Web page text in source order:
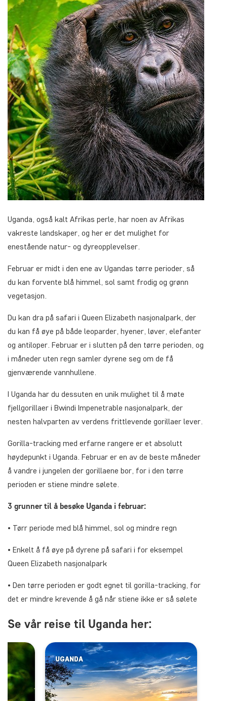
Uganda, også kalt Afrikas perle, har noen av Afrikas
vakreste landskaper, og her er det mulighet for
enestående natur- og dyreopplevelser.
Februar er midt i den ene av Ugandas tørre perioder, så
du kan forvente blå himmel, sol samt frodig og grønn
vegetasjon.
Du kan dra på safari i Queen Elizabeth nasjonalpark, der
du kan få øye på både leoparder, hyener, løver, elefanter
og antiloper. Februar er i slutten på den tørre perioden, og
i måneder uten regn samler dyrene seg om de få
gjenværende vannhullene.
I Uganda har du dessuten en unik mulighet til å møte
fjellgorillaer i Bwindi Impenetrable nasjonalpark, der
nesten halvparten av verdens frittlevende gorillaer lever.
Gorilla-tracking med erfarne rangere er et absolutt
høydepunkt i Uganda. Februar er en av de beste måneder
å vandre i jungelen der gorillaene bor, for i den tørre
perioden er stiene mindre sølete.
3 grunner til å besøke Uganda i februar:
• Tørr periode med blå himmel, sol og mindre regn
• Enkelt å få øye på dyrene på safari i for eksempel
Queen Elizabeth nasjonalpark
• Den tørre perioden er godt egnet til gorilla-tracking, for
det er mindre krevende å gå når stiene ikke er så sølete
Se vår reise til Uganda her:
UGANDA